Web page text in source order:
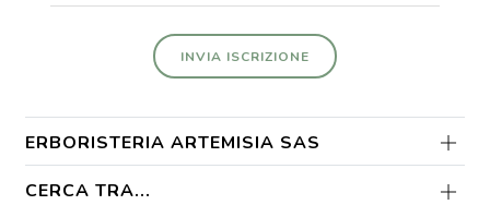
INVIA ISCRIZIONE
ERBORISTERIA ARTEMISIA SAS
CERCA TRA...